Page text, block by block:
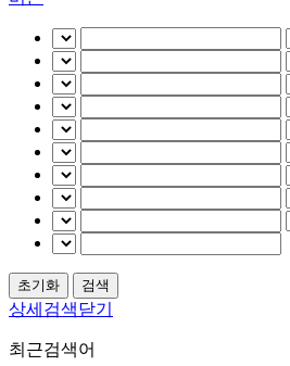
상세검색닫기
최근검색어